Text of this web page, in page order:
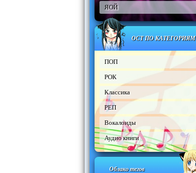
ЯОЙ
ОСТ ПО КАТЕГОРИЯМ
ПОП
РОК
Классика
РЕП
Вокалоиды
Аудио книги
Облако тегов